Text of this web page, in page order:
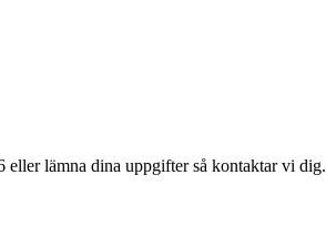
lämna dina uppgifter så kontaktar vi dig.